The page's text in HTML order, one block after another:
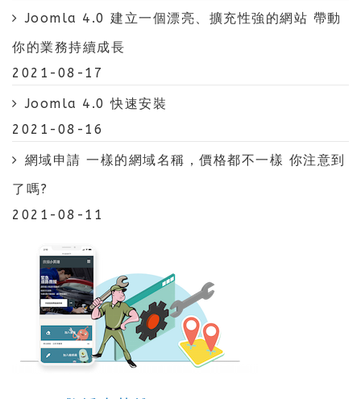
Joomla 4.0 建立一個漂亮、擴充性強的網站 帶動
你的業務持續成長
2021-08-17
Joomla 4.0 快速安裝
2021-08-16
網域申請 一樣的網域名稱，價格都不一樣 你注意到
了嗎?
2021-08-11